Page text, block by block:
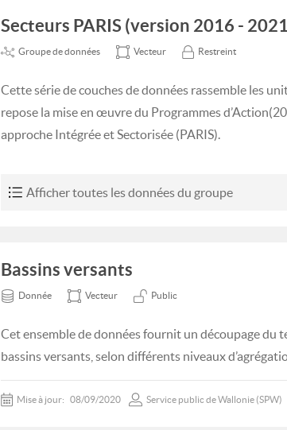
Secteurs PARIS (version 2016 -
Groupe de données Vecteur Restreint
Cette série de couches de données rassemble les
repose la mise en œuvre du Programmes
approche Intégrée et Sectorisée (PARIS).
Afficher toutes les données du groupe
Bassins versants
Donnée Vecteur Public
Cet ensemble de données fournit un découpage du
bassins versants, selon différents niveaux
Mise à jour: 08/09/2020 Service public de Wallonie (SPW)